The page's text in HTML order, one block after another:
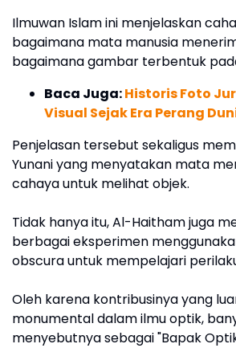
Ilmuwan Islam ini menjelaskan
bagaimana mata manusia
bagaimana gambar terbentuk
Baca Juga:Historis Foto
Visual Sejak Era Perang
Penjelasan tersebut sekaligus
Yunani yang menyatakan mata
cahaya untuk melihat objek.
Tidak hanya itu, Al-Haitham juga
berbagai eksperimen
obscura untuk mempelajari
Oleh karena kontribusinya yang
monumental dalam ilmu optik,
menyebutnya sebagai "Bapak